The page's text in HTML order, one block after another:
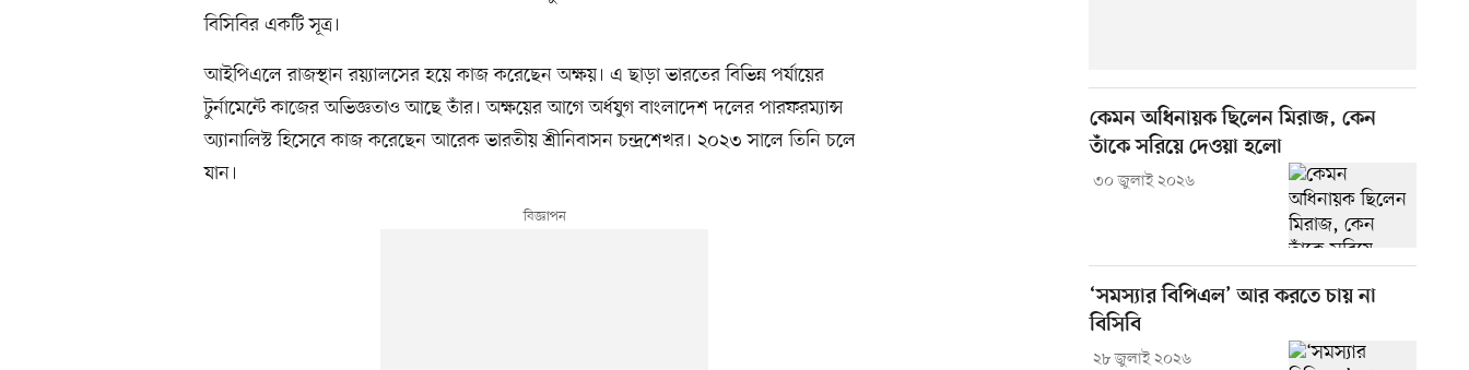
বিসিবির একটি সূত্র।
আইপিএলে রাজস্থান রয়্যালসের হয়ে কাজ করেছেন অক্ষয়। এ ছাড়া ভারতের বিভিন্ন পর্যায়ের
টুর্নামেন্টে কাজের অভিজ্ঞতাও আছে তাঁর। অক্ষয়ের আগে অর্ধযুগ বাংলাদেশ দলের পারফরম্যান্স
অ্যানালিস্ট হিসেবে কাজ করেছেন আরেক ভারতীয় শ্রীনিবাসন চন্দ্রশেখর। ২০২৩ সালে তিনি চলে
যান।
কেমন অধিনায়ক ছিলেন মিরাজ, কেন
তাঁকে সরিয়ে দেওয়া হলো
৩০ জুলাই ২০২৬
‘সমস্যার বিপিএল’ আর করতে চায় না
বিসিবি
২৮ জুলাই ২০২৬